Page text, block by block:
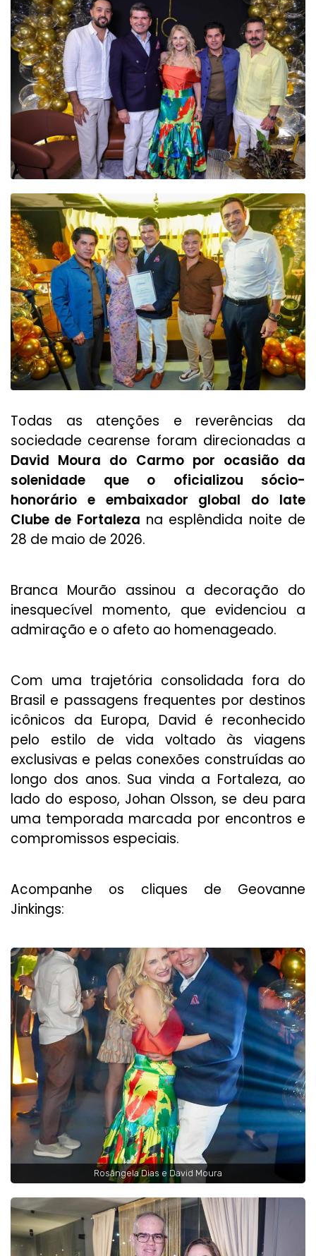
Todas as atenções e reverências da
sociedade cearense foram direcionadas a
David Moura do Carmo por ocasião da
solenidade que o oficializou sócio-
honorário e embaixador global do Iate
Clube de Fortaleza na esplêndida noite de
28 de maio de 2026.
Branca Mourão assinou a decoração do
inesquecível momento, que evidenciou a
admiração e o afeto ao homenageado.
Com uma trajetória consolidada fora do
Brasil e passagens frequentes por destinos
icônicos da Europa, David é reconhecido
pelo estilo de vida voltado às viagens
exclusivas e pelas conexões construídas ao
longo dos anos. Sua vinda a Fortaleza, ao
lado do esposo, Johan Olsson, se deu para
uma temporada marcada por encontros e
compromissos especiais.
Acompanhe os cliques de Geovanne
Jinkings:
Rosângela Dias e David Moura